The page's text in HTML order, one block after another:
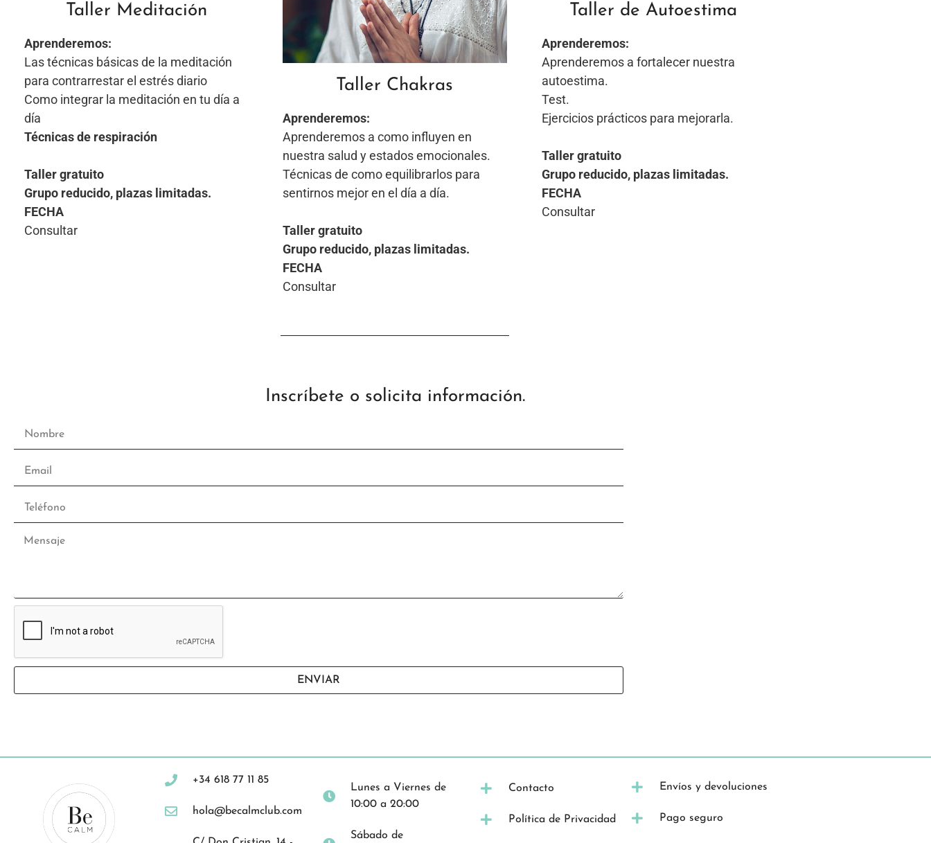
Taller Meditación
Aprenderemos:
Las técnicas básicas de la meditación
para contrarrestar el estrés diario
Como integrar la meditación en tu día a
día
Técnicas de respiración
Taller gratuito
Grupo reducido, plazas limitadas.
FECHA
Consultar
Taller Chakras
Aprenderemos:
Aprenderemos a como influyen en
nuestra salud y estados emocionales.
Técnicas de como equilibrarlos para
sentirnos mejor en el día a día.
Taller gratuito
Grupo reducido, plazas limitadas.
FECHA
Consultar
Taller de Autoestima
Aprenderemos:
Aprenderemos a fortalecer nuestra
autoestima.
Test.
Ejercicios prácticos para mejorarla.
Taller gratuito
Grupo reducido, plazas limitadas.
FECHA
Consultar
Inscríbete o solicita información.
ENVIAR
+34 618 77 11 85
hola@becalmclub.com
Lunes a Viernes de
10:00 a 20:00
Sábado de
Contacto
Política de Privacidad
Envíos y devoluciones
Pago seguro